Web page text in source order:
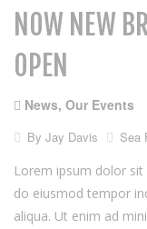
NOW NEW
OPEN
News, Our Events
By Jay Davis Sea
Lorem ipsum dolor
do eiusmod tempor
aliqua. Ut enim ad